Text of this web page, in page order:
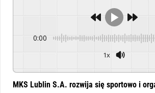
0:00
1x
MKS Lublin S.A. rozwija się sportowo i